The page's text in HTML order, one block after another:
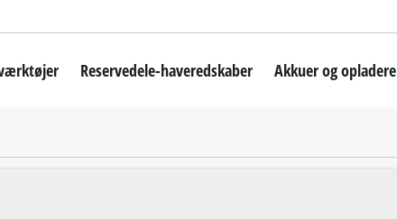
Reservedele-haveredskaber
Akku-plæneklipper
Elektrisk plæneklipper
Akkuer og opladere